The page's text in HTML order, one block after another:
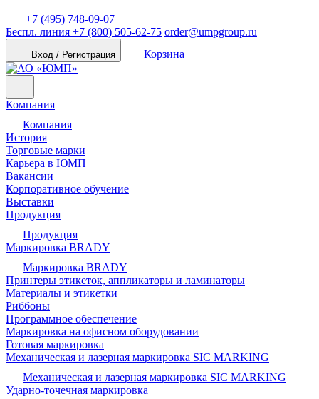
+7 (495) 748-09-07
Беспл. линия +7 (800) 505-62-75 order@umpgroup.ru
Вход / Регистрация Корзина
Компания
Компания
История
Торговые марки
Карьера в ЮМП
Вакансии
Корпоративное обучение
Выставки
Продукция
Продукция
Маркировка BRADY
Маркировка BRADY
Принтеры этикеток, аппликаторы и ламинаторы
Материалы и этикетки
Риббоны
Программное обеспечение
Маркировка на офисном оборудовании
Готовая маркировка
Механическая и лазерная маркировка SIC MARKING
Механическая и лазерная маркировка SIC MARKING
Ударно-точечная маркировка